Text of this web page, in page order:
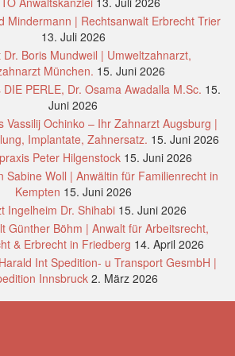
Mindermann | Rechtsanwalt Erbrecht Trier
13. Juli 2026
Boris Mundweil | Umweltzahnarzt,
München. 15. Juni 2026
PERLE, Dr. Osama Awadalla M.Sc. 15.
Juni 2026
Vassilij Ochinko – Ihr Zahnarzt Augsburg |
Implantate, Zahnersatz. 15. Juni 2026
Peter Hilgenstock 15. Juni 2026
Sabine Woll | Anwältin für Familienrecht in
Kempten 15. Juni 2026
Ingelheim Dr. Shihabi 15. Juni 2026
Günther Böhm | Anwalt für Arbeitsrecht,
& Erbrecht in Friedberg 14. April 2026
Int Spedition- u Transport GesmbH |
Innsbruck 2. März 2026